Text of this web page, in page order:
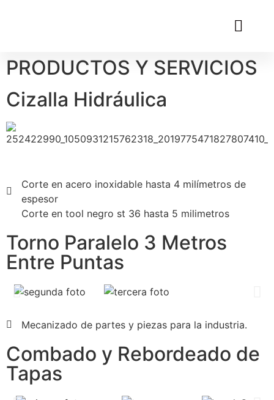
PRODUCTOS Y SERVICIOS
Cizalla Hidráulica
Corte en acero inoxidable hasta 4 milímetros de
espesor
Corte en tool negro st 36 hasta 5 milimetros
Torno Paralelo 3 Metros
Entre Puntas
Mecanizado de partes y piezas para la industria.
Combado y Rebordeado de
Tapas